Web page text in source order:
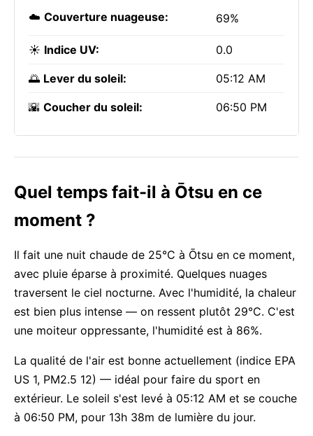
☁️ Couverture nuageuse: 69%
☀️ Indice UV: 0.0
🌅 Lever du soleil: 05:12 AM
🌇 Coucher du soleil: 06:50 PM
Quel temps fait-il à Ōtsu en ce
moment ?
Il fait une nuit chaude de 25°C à Ōtsu en ce moment,
avec pluie éparse à proximité. Quelques nuages
traversent le ciel nocturne. Avec l'humidité, la chaleur
est bien plus intense — on ressent plutôt 29°C. C'est
une moiteur oppressante, l'humidité est à 86%.
La qualité de l'air est bonne actuellement (indice EPA
US 1, PM2.5 12) — idéal pour faire du sport en
extérieur. Le soleil s'est levé à 05:12 AM et se couche
à 06:50 PM, pour 13h 38m de lumière du jour.